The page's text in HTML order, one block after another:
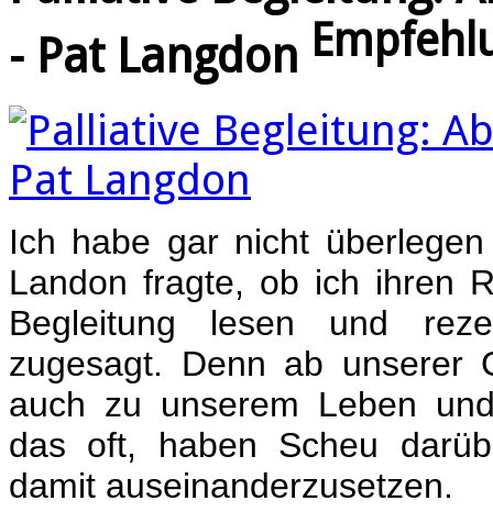
- Pat Langdon
Ich habe gar nicht
Landon fragte, ob ich ihren
Begleitung lesen und
zugesagt. Denn ab unserer
auch zu unserem Leben
das oft, haben Scheu
damit auseinanderzusetzen.